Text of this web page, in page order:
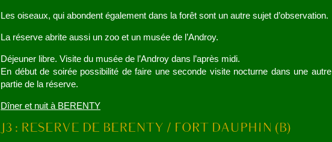
Les oiseaux, qui abondent également dans la forêt sont un autre sujet d’observation.
La réserve abrite aussi un zoo et un musée de l’Androy.
Déjeuner libre. Visite du musée de l’Androy dans l’après midi.
En début de soirée possibilité de faire une seconde visite nocturne dans une autre
partie de la réserve.
Dîner et nuit à BERENTY